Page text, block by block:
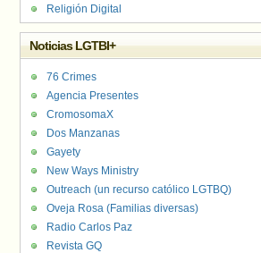
Religión Digital
Noticias LGTBI+
76 Crimes
Agencia Presentes
CromosomaX
Dos Manzanas
Gayety
New Ways Ministry
Outreach (un recurso católico LGTBQ)
Oveja Rosa (Familias diversas)
Radio Carlos Paz
Revista GQ